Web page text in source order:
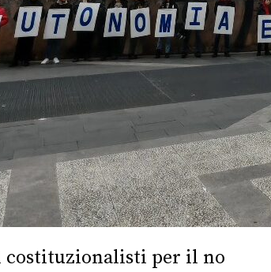
costituzionalisti per il no